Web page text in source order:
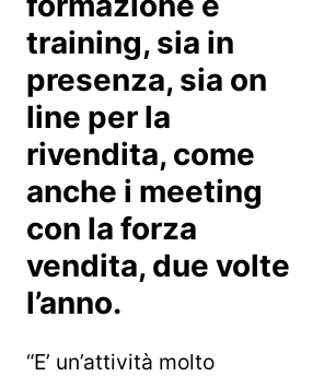
training, sia in
presenza, sia on
line per la
rivendita, come
anche i meeting
con la forza
vendita, due volte
l’anno.
“E’ un’attività molto